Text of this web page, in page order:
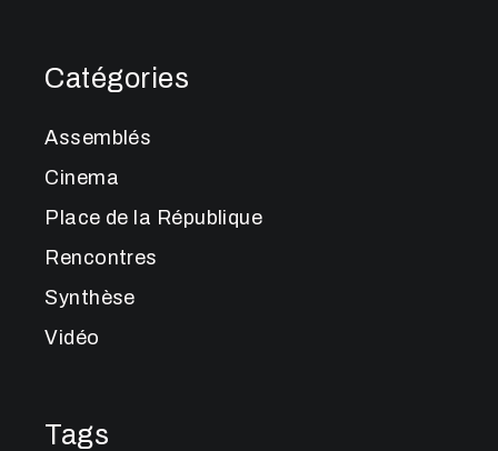
Catégories
Assemblés
Cinema
Place de la République
Rencontres
Synthèse
Vidéo
Tags